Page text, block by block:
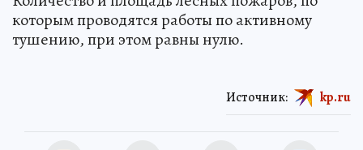
которым проводятся работы по активному
тушению, при этом равны нулю.
Источник: kp.ru